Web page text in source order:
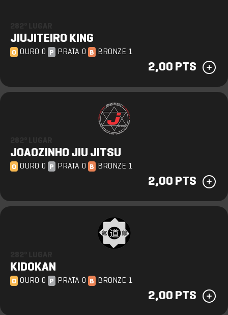
JIUJITEIRO KING
O OURO 0 P PRATA 0 B BRONZE 1
2,00 PTS
JOAOZINHO JIU JITSU
O OURO 0 P PRATA 0 B BRONZE 1
2,00 PTS
KIDOKAN
O OURO 0 P PRATA 0 B BRONZE 1
2,00 PTS